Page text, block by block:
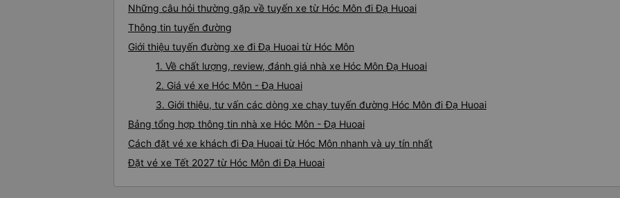
Những câu hỏi thường gặp về tuyến xe từ Hóc Môn đi Đạ Huoai
Thông tin tuyến đường
Giới thiệu tuyến đường xe đi Đạ Huoai từ Hóc Môn
1. Về chất lượng, review, đánh giá nhà xe Hóc Môn Đạ Huoai
2. Giá vé xe Hóc Môn - Đạ Huoai
3. Giới thiệu, tư vấn các dòng xe chạy tuyến đường Hóc Môn đi Đạ Huoai
Bảng tổng hợp thông tin nhà xe Hóc Môn - Đạ Huoai
Cách đặt vé xe khách đi Đạ Huoai từ Hóc Môn nhanh và uy tín nhất
Đặt vé xe Tết 2027 từ Hóc Môn đi Đạ Huoai